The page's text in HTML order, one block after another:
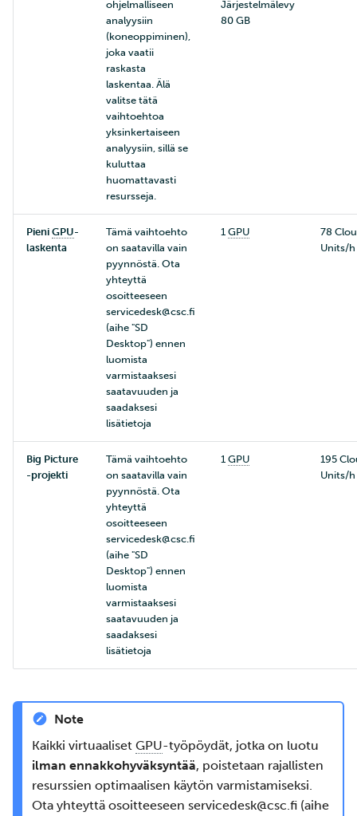
ohjelmalliseen
analyysiin
(koneoppiminen),
joka vaatii
raskasta
laskentaa. Älä
valitse tätä
vaihtoehtoa
yksinkertaiseen
analyysiin, sillä se
kuluttaa
huomattavasti
resursseja.
Järjestelmälevy
80 GB
Pieni GPU-
laskenta
Tämä vaihtoehto
on saatavilla vain
pyynnöstä. Ota
yhteyttä
osoitteeseen
servicedesk@csc.fi
(aihe "SD
Desktop") ennen
luomista
varmistaaksesi
saatavuuden ja
saadaksesi
lisätietoja
1 GPU
78
Units/h
Big Picture
-projekti
Tämä vaihtoehto
on saatavilla vain
pyynnöstä. Ota
yhteyttä
osoitteeseen
servicedesk@csc.fi
(aihe "SD
Desktop") ennen
luomista
varmistaaksesi
saatavuuden ja
saadaksesi
lisätietoja
1 GPU
195
Units/h
Note
Kaikki virtuaaliset GPU-työpöydät, jotka on luotu
ilman ennakkohyväksyntää, poistetaan rajallisten
resurssien optimaalisen käytön varmistamiseksi.
Ota yhteyttä osoitteeseen servicedesk@csc.fi (aihe